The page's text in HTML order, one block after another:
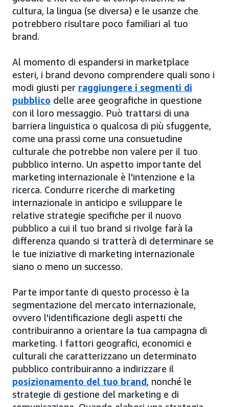
cultura, la lingua (se diversa) e le usanze che
potrebbero risultare poco familiari al tuo
brand.
Al momento di espandersi in marketplace
esteri, i brand devono comprendere quali sono i
modi giusti per raggiungere i segmenti di
pubblico delle aree geografiche in questione
con il loro messaggio. Può trattarsi di una
barriera linguistica o qualcosa di più sfuggente,
come una prassi come una consuetudine
culturale che potrebbe non valere per il tuo
pubblico interno. Un aspetto importante del
marketing internazionale è l'intenzione e la
ricerca. Condurre ricerche di marketing
internazionale in anticipo e sviluppare le
relative strategie specifiche per il nuovo
pubblico a cui il tuo brand si rivolge farà la
differenza quando si tratterà di determinare se
le tue iniziative di marketing internazionale
siano o meno un successo.
Parte importante di questo processo è la
segmentazione del mercato internazionale,
ovvero l'identificazione degli aspetti che
contribuiranno a orientare la tua campagna di
marketing. I fattori geografici, economici e
culturali che caratterizzano un determinato
pubblico contribuiranno a indirizzare il
posizionamento del tuo brand, nonché le
strategie di gestione del marketing e di